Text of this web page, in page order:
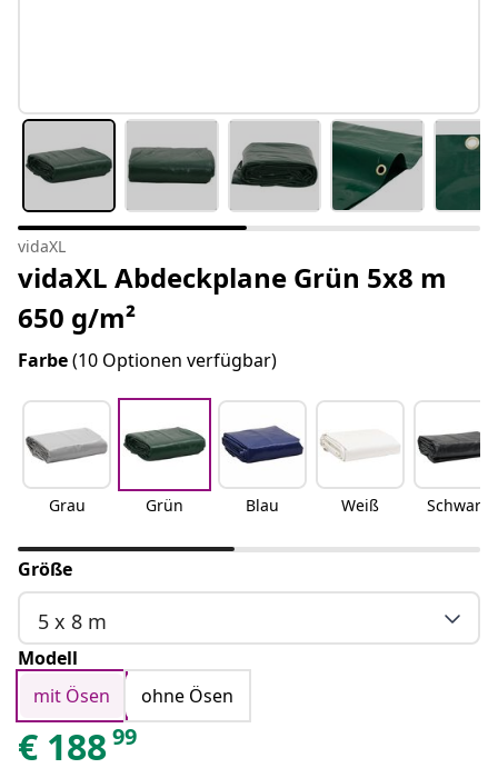
vidaXL
vidaXL Abdeckplane Grün 5x8 m
650 g/m²
Farbe(10 Optionen verfügbar)
Grau Grün Blau Weiß Schwarz
Größe
5 x 8 m
Modell
mit Ösen
ohne Ösen
€ 18899